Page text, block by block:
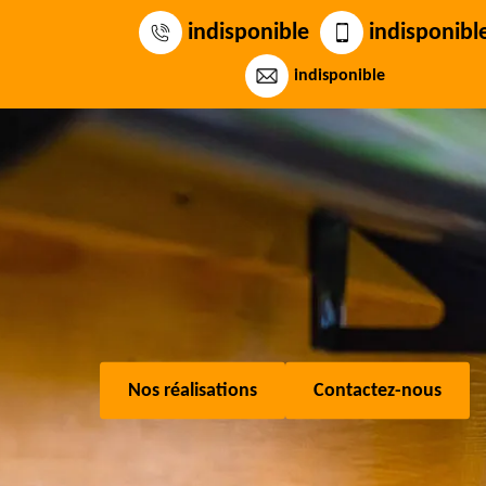
indisponible
indisponible
Nos réalisations Contactez-nous